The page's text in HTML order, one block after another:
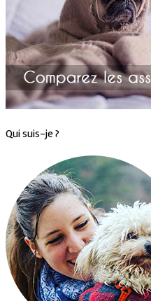
Qui suis-je ?